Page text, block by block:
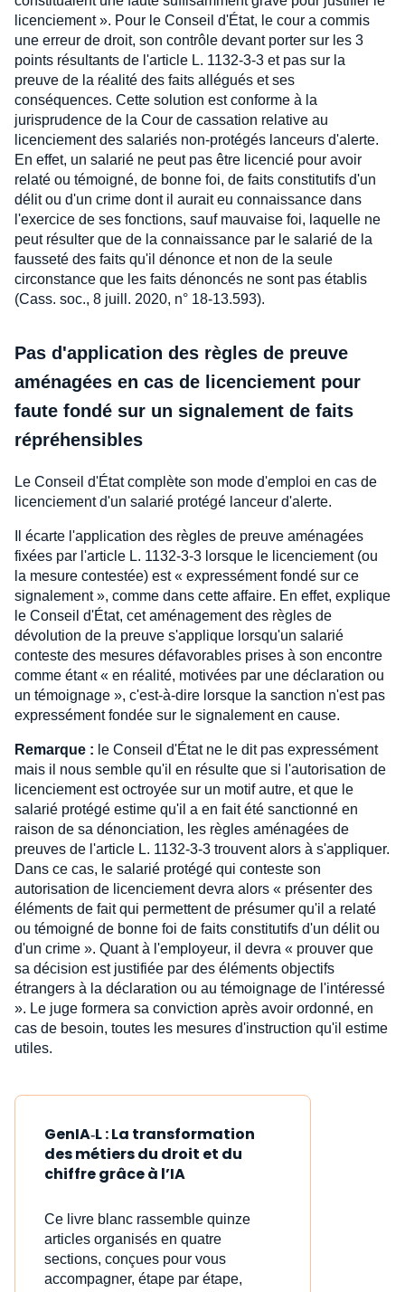
licenciement ». Pour le Conseil d'État, le cour a commis
une erreur de droit, son contrôle devant porter sur les 3
points résultants de l'article L. 1132-3-3 et pas sur la
preuve de la réalité des faits allégués et ses
conséquences. Cette solution est conforme à la
jurisprudence de la Cour de cassation relative au
licenciement des salariés non-protégés lanceurs d'alerte.
En effet, un salarié ne peut pas être licencié pour avoir
relaté ou témoigné, de bonne foi, de faits constitutifs d'un
délit ou d'un crime dont il aurait eu connaissance dans
l'exercice de ses fonctions, sauf mauvaise foi, laquelle ne
peut résulter que de la connaissance par le salarié de la
fausseté des faits qu'il dénonce et non de la seule
circonstance que les faits dénoncés ne sont pas établis
(Cass. soc., 8 juill. 2020, n° 18-13.593).
Pas d'application des règles de preuve
aménagées en cas de licenciement pour
faute fondé sur un signalement de faits
répréhensibles
Le Conseil d'État complète son mode d'emploi en cas de
licenciement d'un salarié protégé lanceur d'alerte.
Il écarte l'application des règles de preuve aménagées
fixées par l'article L. 1132-3-3 lorsque le licenciement (ou
la mesure contestée) est « expressément fondé sur ce
signalement », comme dans cette affaire. En effet, explique
le Conseil d'État, cet aménagement des règles de
dévolution de la preuve s'applique lorsqu'un salarié
conteste des mesures défavorables prises à son encontre
comme étant « en réalité, motivées par une déclaration ou
un témoignage », c'est-à-dire lorsque la sanction n'est pas
expressément fondée sur le signalement en cause.
Remarque : le Conseil d'État ne le dit pas expressément
mais il nous semble qu'il en résulte que si l'autorisation de
licenciement est octroyée sur un motif autre, et que le
salarié protégé estime qu'il a en fait été sanctionné en
raison de sa dénonciation, les règles aménagées de
preuves de l'article L. 1132-3-3 trouvent alors à s'appliquer.
Dans ce cas, le salarié protégé qui conteste son
autorisation de licenciement devra alors « présenter des
éléments de fait qui permettent de présumer qu'il a relaté
ou témoigné de bonne foi de faits constitutifs d'un délit ou
d'un crime ». Quant à l'employeur, il devra « prouver que
sa décision est justifiée par des éléments objectifs
étrangers à la déclaration ou au témoignage de l'intéressé
». Le juge formera sa conviction après avoir ordonné, en
cas de besoin, toutes les mesures d'instruction qu'il estime
utiles.
GenIA‑L : La transformation
des métiers du droit et du
chiffre grâce à l’IA
Ce livre blanc rassemble quinze
articles organisés en quatre
sections, conçues pour vous
accompagner, étape par étape,